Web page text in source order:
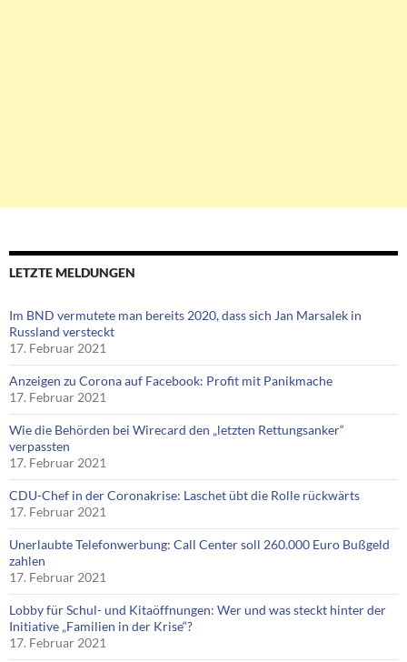
LETZTE MELDUNGEN
Im BND vermutete man bereits 2020, dass sich Jan Marsalek in
Russland versteckt
17. Februar 2021
Anzeigen zu Corona auf Facebook: Profit mit Panikmache
17. Februar 2021
Wie die Behörden bei Wirecard den „letzten Rettungsanker“
verpassten
17. Februar 2021
CDU-Chef in der Coronakrise: Laschet übt die Rolle rückwärts
17. Februar 2021
Unerlaubte Telefonwerbung: Call Center soll 260.000 Euro Bußgeld
zahlen
17. Februar 2021
Lobby für Schul- und Kitaöffnungen: Wer und was steckt hinter der
Initiative „Familien in der Krise“?
17. Februar 2021